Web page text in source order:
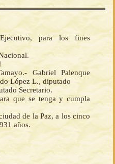
para los fines
Gabriel Palenque
López L., diputado
Secretario.
que se tenga y cumpla
de la Paz, a los cinco
años.